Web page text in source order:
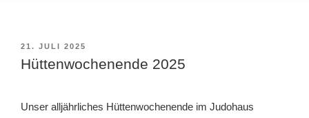
VERÖFFENTLICHT
AM
21. JULI 2025
Hüttenwochenende 2025
Unser alljährliches Hüttenwochenende im Judohaus